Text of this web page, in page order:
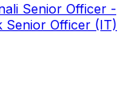
Senior Officer -
Senior Officer (IT)